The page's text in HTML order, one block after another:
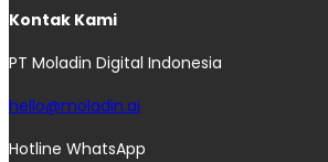
Kontak Kami
PT Moladin Digital Indonesia
hello@moladin.ai
Hotline WhatsApp